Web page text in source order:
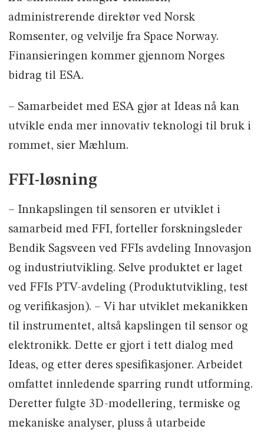
administrerende direktør ved Norsk
Romsenter, og velvilje fra Space Norway.
Finansieringen kommer gjennom Norges
bidrag til ESA.
– Samarbeidet med ESA gjør at Ideas nå kan
utvikle enda mer innovativ teknologi til bruk i
rommet, sier Mæhlum.
FFI-løsning
– Innkapslingen til sensoren er utviklet i
samarbeid med FFI, forteller forskningsleder
Bendik Sagsveen ved FFIs avdeling Innovasjon
og industriutvikling. Selve produktet er laget
ved FFIs PTV-avdeling (Produktutvikling, test
og verifikasjon). – Vi har utviklet mekanikken
til instrumentet, altså kapslingen til sensor og
elektronikk. Dette er gjort i tett dialog med
Ideas, og etter deres spesifikasjoner. Arbeidet
omfattet innledende sparring rundt utforming.
Deretter fulgte 3D-modellering, termiske og
mekaniske analyser, pluss å utarbeide